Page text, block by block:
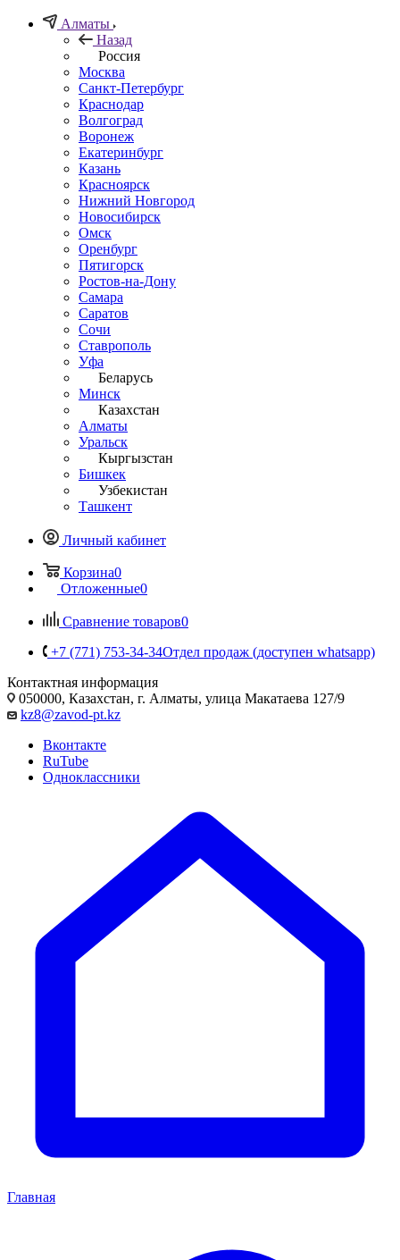
Алматы
Назад
Россия
Москва
Санкт-Петербург
Краснодар
Волгоград
Воронеж
Екатеринбург
Казань
Красноярск
Нижний Новгород
Новосибирск
Омск
Оренбург
Пятигорск
Ростов-на-Дону
Самара
Саратов
Сочи
Ставрополь
Уфа
Беларусь
Минск
Казахстан
Алматы
Уральск
Кыргызстан
Бишкек
Узбекистан
Ташкент
Личный кабинет
Корзина0
Отложенные0
Сравнение товаров0
+7 (771) 753-34-34Отдел продаж (доступен whatsapp)
Контактная информация
050000, Казахстан, г. Алматы, улица Макатаева 127/9
kz8@zavod-pt.kz
Вконтакте
RuTube
Одноклассники
Главная